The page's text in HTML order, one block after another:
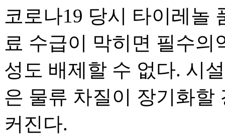
코로나19 당시 타이레놀
료 수급이 막히면 필수
성도 배제할 수 없다. 시
은 물류 차질이 장기화할
커진다.